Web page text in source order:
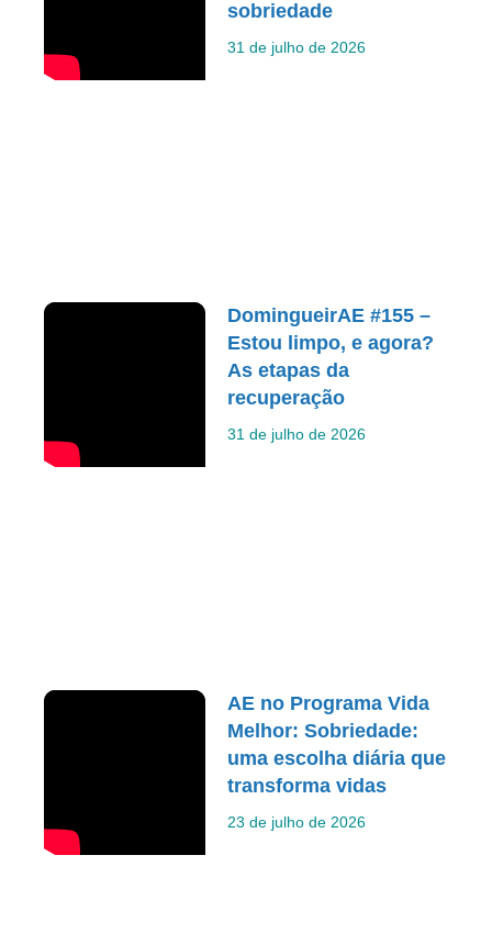
sobriedade
31 de julho de 2026
DomingueirAE #155 –
Estou limpo, e agora?
As etapas da
recuperação
31 de julho de 2026
AE no Programa Vida
Melhor: Sobriedade:
uma escolha diária que
transforma vidas
23 de julho de 2026